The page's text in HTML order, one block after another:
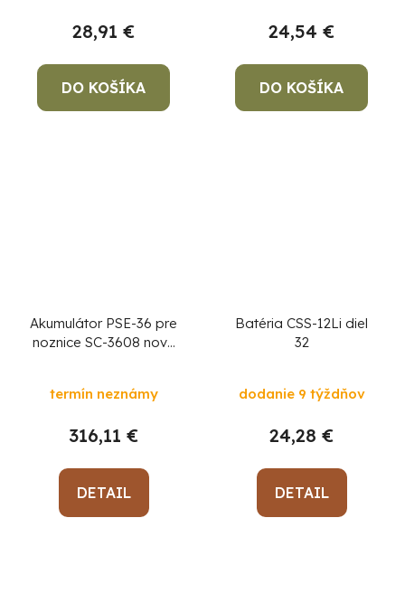
28,91 €
DO KOŠÍKA
24,54 €
DO KOŠÍKA
Akumulátor PSE-36 pre
noznice SC-3608 novy
termín neznámy
316,11 €
DETAIL
Batéria CSS-12Li diel
32
dodanie 9 týždňov
24,28 €
DETAIL